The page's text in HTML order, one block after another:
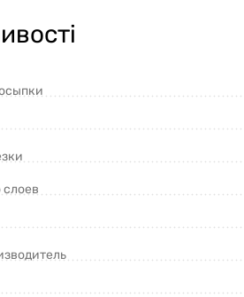
Rocky гибкой
легко заменить на новые.
мягкой кровли ROCKY
слоев